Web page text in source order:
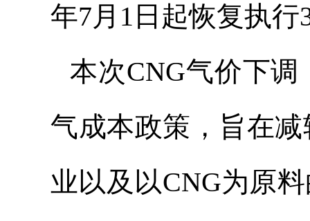
年7月1日起恢复执行
本次CNG气价下
气成本政策，旨在
业以及以CNG为原